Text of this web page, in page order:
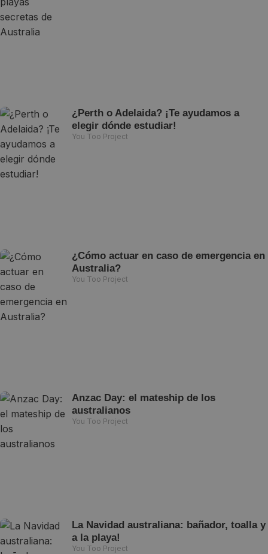
¿Perth o Adelaida? ¡Te ayudamos a
elegir dónde estudiar!
You Too Project
¿Cómo actuar en caso de emergencia en
Australia?
You Too Project
Anzac Day: el mateship de los
australianos
You Too Project
La Navidad australiana: bañador, toalla y
a la playa!
You Too Project